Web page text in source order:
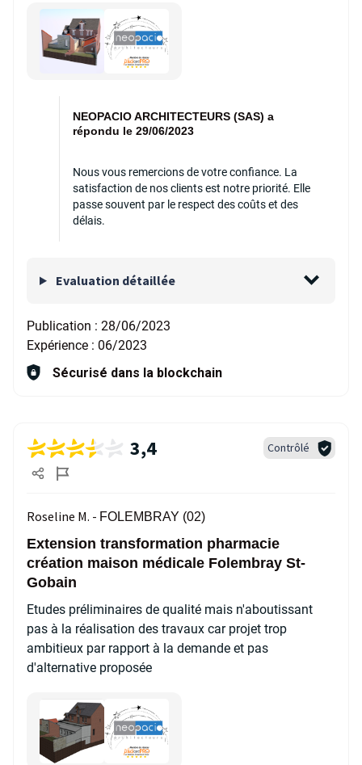
NEOPACIO ARCHITECTEURS (SAS) a
répondu le 29/06/2023
Nous vous remercions de votre confiance. La
satisfaction de nos clients est notre priorité. Elle
passe souvent par le respect des coûts et des
délais.
Evaluation détaillée
Publication : 28/06/2023
Expérience : 06/2023
Sécurisé dans la blockchain
3,4 Contrôlé
Roseline M. - FOLEMBRAY (02)
Extension transformation pharmacie
création maison médicale Folembray St-
Gobain
Etudes préliminaires de qualité mais n'aboutissant
pas à la réalisation des travaux car projet trop
ambitieux par rapport à la demande et pas
d'alternative proposée